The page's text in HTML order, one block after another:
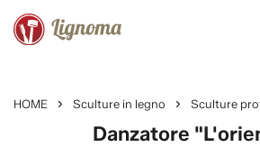
HOME Sculture in legno Sculture
Danzatore